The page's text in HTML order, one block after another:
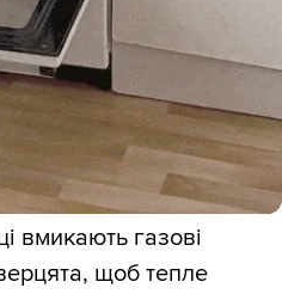
вмикають газові
щоб тепле